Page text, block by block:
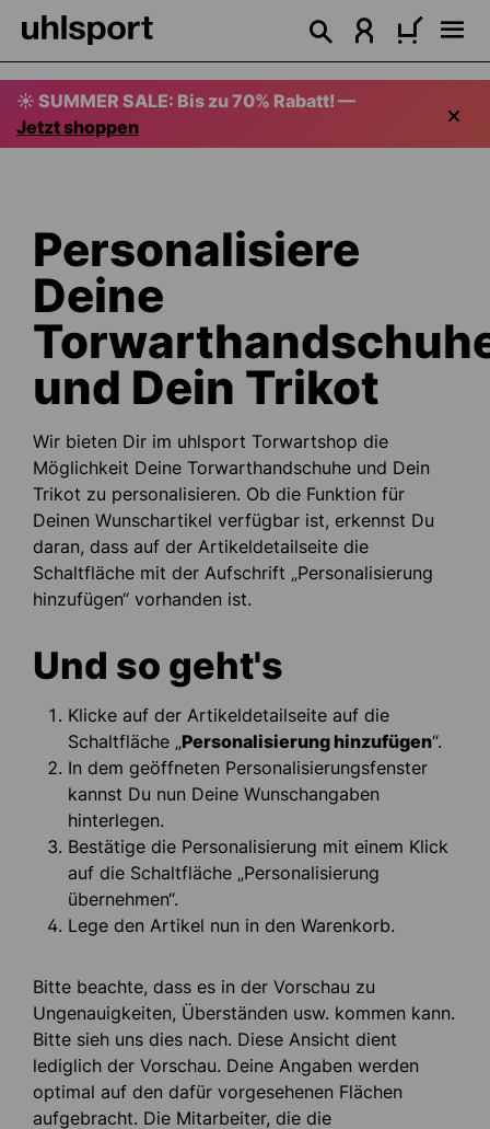
springen
☀️ SUMMER SALE: Bis zu 70% Rabatt! —
Jetzt shoppen
Personalisiere
Deine
und Dein Trikot
Wir bieten Dir im uhlsport Torwartshop die
Möglichkeit Deine Torwarthandschuhe und Dein
Trikot zu personalisieren. Ob die Funktion für
Deinen Wunschartikel verfügbar ist, erkennst Du
daran, dass auf der Artikeldetailseite die
Schaltfläche mit der Aufschrift „Personalisierung
hinzufügen“ vorhanden ist.
Und so geht's
Klicke auf der Artikeldetailseite auf die
Schaltfläche „Personalisierung hinzufügen“.
In dem geöffneten Personalisierungsfenster
kannst Du nun Deine Wunschangaben
hinterlegen.
Bestätige die Personalisierung mit einem Klick
auf die Schaltfläche „Personalisierung
übernehmen“.
Lege den Artikel nun in den Warenkorb.
Bitte beachte, dass es in der Vorschau zu
Ungenauigkeiten, Überständen usw. kommen kann.
Bitte sieh uns dies nach. Diese Ansicht dient
lediglich der Vorschau. Deine Angaben werden
optimal auf den dafür vorgesehenen Flächen
aufgebracht. Die Mitarbeiter, die die